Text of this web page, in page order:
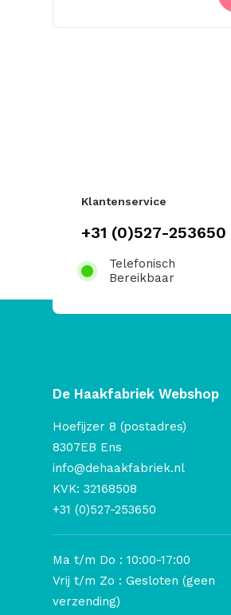
Klantenservice
+31 (0)527-253650
Telefonisch
Bereikbaar
De Haakfabriek Webshop
Hoefijzer 8 (postadres)
8307EB Ens
info@dehaakfabriek.nl
KVK: 32168508
+31 (0)527-253650
Ma t/m Do : 10:00-17:00
Vrij t/m Zo : Gesloten (geen
verzending)